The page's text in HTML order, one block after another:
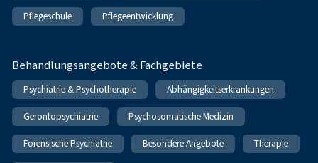
Pflegeschule Pflegeentwicklung
Behandlungsangebote & Fachgebiete
Psychiatrie & Psychotherapie Abhängigkeitserkrankungen
Gerontopsychiatrie Psychosomatische Medizin
Forensische Psychiatrie Besondere Angebote Therapie